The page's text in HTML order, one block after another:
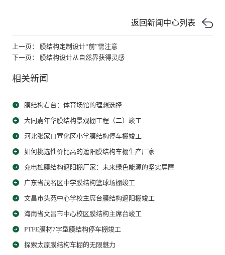
返回新闻中心列表
上一页： 膜结构定制设计“前”需注意
下一页： 膜结构设计从自然界获得灵感
相关新闻
膜结构看台：体育场馆的理想选择
大同嘉年华膜结构景观棚工程（二）竣工
河北张家口宣化区小学膜结构停车棚竣工
如何挑选性价比高的遮阳膜结构车棚生产厂家
充电桩膜结构遮阳棚厂家：未来绿色能源的坚实屏障
广东省茂名区中学膜结构篮球场棚竣工
文昌市头苑中心学校主席台膜结构遮阳棚竣工
海南省文昌市中心校区膜结构主席台竣工
PTFE膜材7字型膜结构停车棚竣工
探索太原膜结构车棚的无限魅力